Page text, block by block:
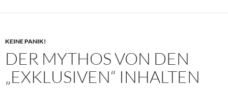
KEINE PANIK!
DER MYTHOS VON DEN
„EXKLUSIVEN“ INHALTEN